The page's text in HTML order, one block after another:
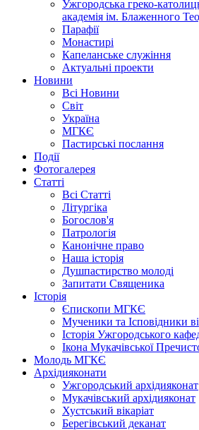
Ужгородська греко-
академія ім. Блаженного
Парафії
Монастирі
Капеланське служіння
Актуальні проекти
Новини
Всі Новини
Світ
Україна
МГКЄ
Пастирські послання
Події
Фотогалерея
Статті
Всі Статті
Літургіка
Богослов'я
Патрологія
Канонічне право
Наша історія
Душпастирство молоді
Запитати Священика
Історія
Єпископи МГКЄ
Мученики та Ісповідники
Історія Ужгородського
Ікона Мукачівської
Молодь МГКЄ
Архідияконати
Ужгородський архідияконат
Мукачівський архідияконат
Хустський вікаріат
Берегівський деканат